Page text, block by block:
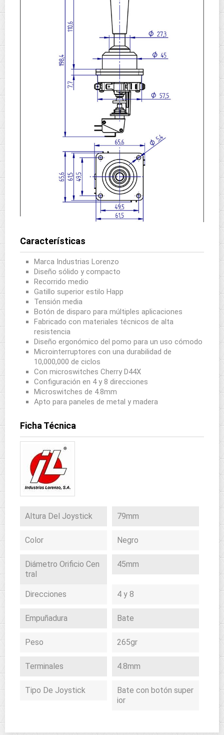
Características
Marca Industrias Lorenzo
Diseño sólido y compacto
Recorrido medio
Gatillo superior estilo Happ
Tensión media
Botón de disparo para múltiples aplicaciones
Fabricado con materiales técnicos de alta
resistencia
Diseño ergonómico del pomo para un uso cómodo
Microinterruptores con una durabilidad de
10,000,000 de ciclos
Con microswitches Cherry D44X
Configuración en 4 y 8 direcciones
Microswitches de 4.8mm
Apto para paneles de metal y madera
Ficha Técnica
Altura Del Joystick 79mm
Color Negro
Diámetro Orificio Cen
Tral
45mm
Direcciones 4 y 8
Empuñadura Bate
Peso 265gr
Terminales 4.8mm
Tipo De Joystick
Bate con botón super
ior